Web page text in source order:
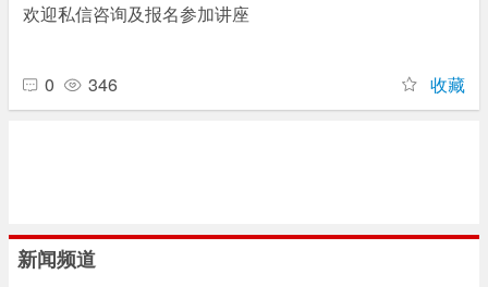
欢迎私信咨询及报名参加讲座
0 346 收藏
新闻频道